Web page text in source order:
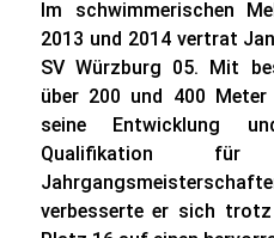
Im schwimmerischen
2013 und 2014 vertrat
SV Würzburg 05. Mit
über 200 und 400
seine Entwicklung
Qualifikation für
verbesserte er sich